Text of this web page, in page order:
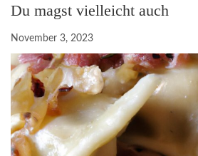
Du magst vielleicht auch
November 3, 2023